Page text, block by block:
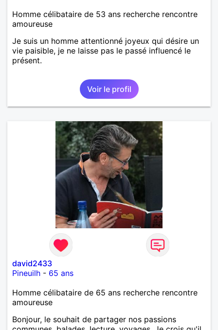
Homme célibataire de 53 ans recherche rencontre
amoureuse
Je suis un homme attentionné joyeux qui désire un
vie paisible, je ne laisse pas le passé influencé le
présent.
Voir le profil
david2433
Pineuilh - 65 ans
Homme célibataire de 65 ans recherche rencontre
amoureuse
Bonjour, le souhait de partager nos passions